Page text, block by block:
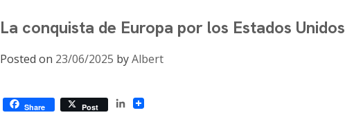
La conquista de Europa por los Estados Unidos
Posted on 23/06/2025 byAlbert
Share Post
LinkedIn